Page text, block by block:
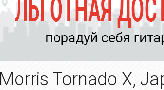
Morris Tornado X,